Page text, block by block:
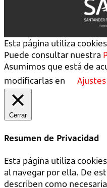
Esta página utiliza
Puede consultar nuestra
Asumimos que está de
modificarlas en
Ajustes
Cerrar
Resumen de Privacidad
Esta página utiliza
al navegar por ella. De
describen como